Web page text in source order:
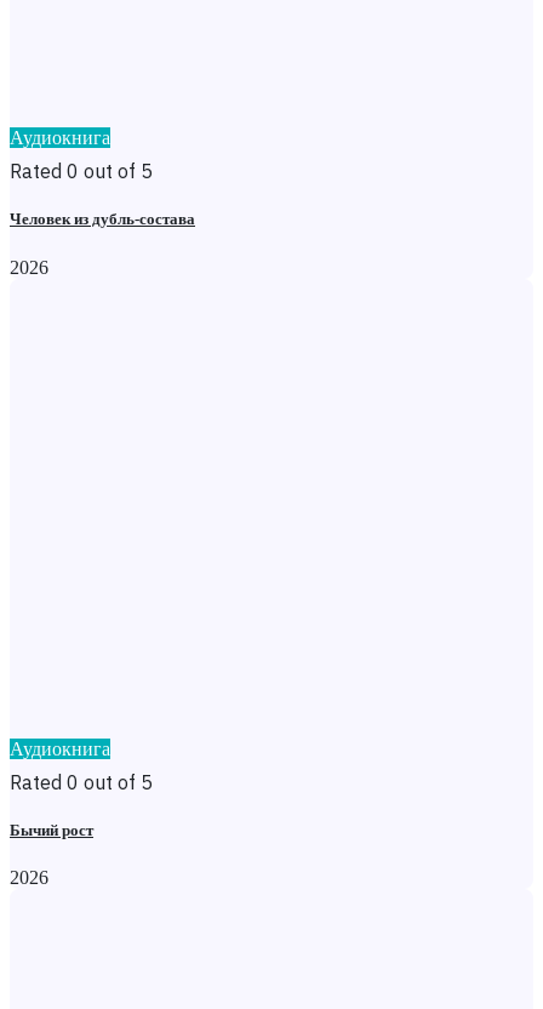
Аудиокнига
Rated 0 out of 5
Человек из дубль-состава
2026
Аудиокнига
Rated 0 out of 5
Бычий рост
2026